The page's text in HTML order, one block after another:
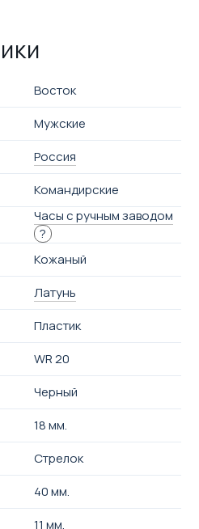
Восток
Мужские
Россия
Командирские
Часы с ручным заводом
?
Кожаный
Латунь
Пластик
WR 20
Черный
18 мм.
Стрелок
40 мм.
11 мм.